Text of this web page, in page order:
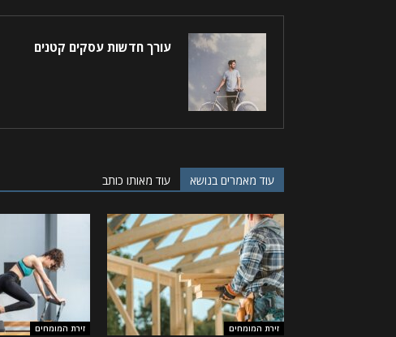
עורך חדשות עסקים קטנים
עוד מאמרים בנושא עוד מאותו כותב
זירת המומחים זירת המומחים